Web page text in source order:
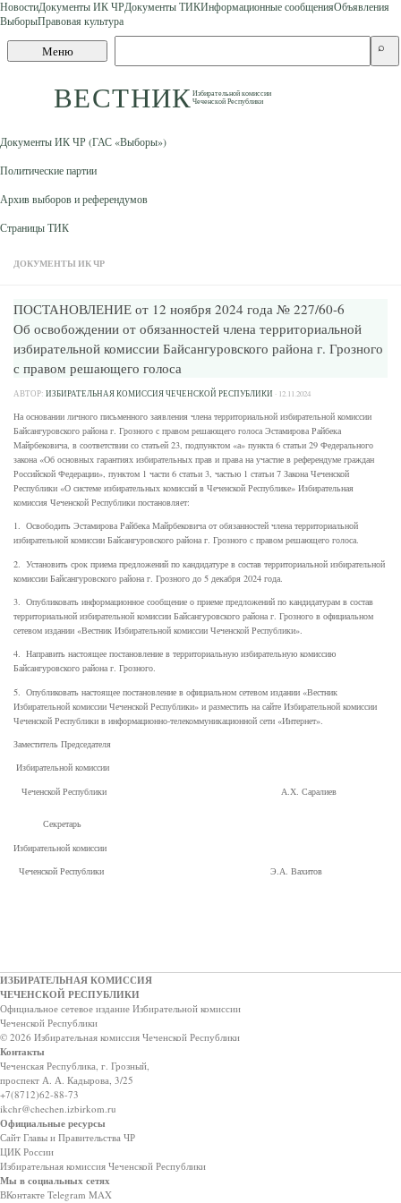
Skip to content
НовостиДокументы ИК ЧРДокументы ТИКИнформационные сообщенияОбъявления
ВыборыПравовая культура
Меню
ВЕСТНИКИзбирательной комиссии
Чеченской Республики
сайту
⌕
Документы ИК ЧР (ГАС «Выборы»)
Политические партии
Архив выборов и референдумов
Страницы ТИК
ДОКУМЕНТЫ ИК ЧР
ПОСТАНОВЛЕНИЕ от 12 ноября 2024 года № 227/60-6
Об освобождении от обязанностей члена территориальной
избирательной комиссии Байсангуровского района г. Грозного
с правом решающего голоса
АВТОР: ИЗБИРАТЕЛЬНАЯ КОМИССИЯ ЧЕЧЕНСКОЙ РЕСПУБЛИКИ · 12.11.2024
На основании личного письменного заявления члена территориальной избирательной комиссии
Байсангуровского района г. Грозного с правом решающего голоса Эстамирова Райбека
Майрбековича, в соответствии со статьей 23, подпунктом «а» пункта 6 статьи 29 Федерального
закона «Об основных гарантиях избирательных прав и права на участие в референдуме граждан
Российской Федерации», пунктом 1 части 6 статьи 3, частью 1 статьи 7 Закона Чеченской
Республики «О системе избирательных комиссий в Чеченской Республике» Избирательная
комиссия Чеченской Республики постановляет:
1. Освободить Эстамирова Райбека Майрбековича от обязанностей члена территориальной
избирательной комиссии Байсангуровского района г. Грозного с правом решающего голоса.
2. Установить срок приема предложений по кандидатуре в состав территориальной избирательной
комиссии Байсангуровского района г. Грозного до 5 декабря 2024 года.
3. Опубликовать информационное сообщение о приеме предложений по кандидатурам в состав
территориальной избирательной комиссии Байсангуровского района г. Грозного в официальном
сетевом издании «Вестник Избирательной комиссии Чеченской Республики».
4. Направить настоящее постановление в территориальную избирательную комиссию
Байсангуровского района г. Грозного.
5. Опубликовать настоящее постановление в официальном сетевом издании «Вестник
Избирательной комиссии Чеченской Республики» и разместить на сайте Избирательной комиссии
Чеченской Республики в информационно-телекоммуникационной сети «Интернет».
Заместитель Председателя
Избирательной комиссии
Чеченской Республики А.Х. Саралиев
Секретарь
Избирательной комиссии
Чеченской Республики Э.А. Вахитов
ИЗБИРАТЕЛЬНАЯ КОМИССИЯ
ЧЕЧЕНСКОЙ РЕСПУБЛИКИ
Официальное сетевое издание Избирательной комиссии
Чеченской Республики
© 2026 Избирательная комиссия Чеченской Республики
Контакты
Чеченская Республика, г. Грозный,
проспект А. А. Кадырова, 3/25
+7(8712)62-88-73
ikchr@chechen.izbirkom.ru
Официальные ресурсы
Сайт Главы и Правительства ЧР
ЦИК России
Избирательная комиссия Чеченской Республики
Мы в социальных сетях
ВКонтакте Telegram MAX